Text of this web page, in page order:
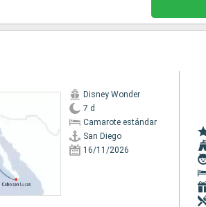
Disney Wonder
7 d
Camarote estándar
San Diego
16/11/2026